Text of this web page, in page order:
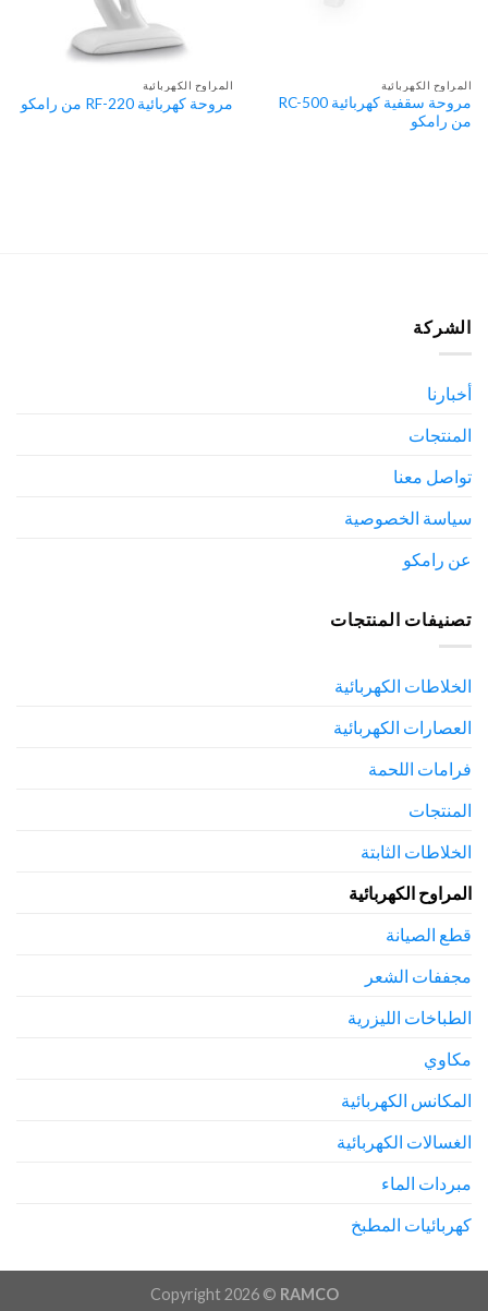
المراوح الكهربائية
مروحة سقفية كهربائية RC-500
من رامكو
المراوح الكهربائية
مروحة كهربائية RF-220 من رامكو
الشركة
أخبارنا
المنتجات
تواصل معنا
سياسة الخصوصية
عن رامكو
تصنيفات المنتجات
الخلاطات الكهربائية
العصارات الكهربائية
فرامات اللحمة
المنتجات
الخلاطات الثابتة
المراوح الكهربائية
قطع الصيانة
مجففات الشعر
الطباخات الليزرية
مكاوي
المكانس الكهربائية
الغسالات الكهربائية
مبردات الماء
كهربائيات المطبخ
Copyright 2026 © RAMCO